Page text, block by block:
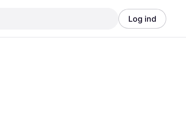
Log ind